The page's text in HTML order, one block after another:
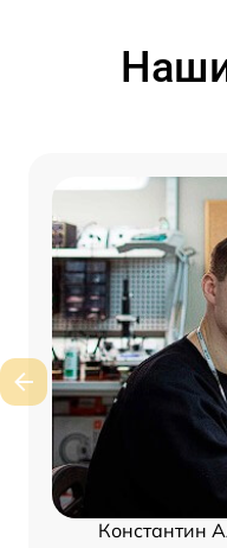
Константин